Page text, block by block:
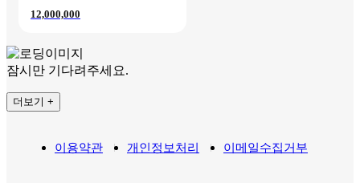
12,000,000
잠시만 기다려주세요.
더보기 +
이용약관 개인정보처리 이메일수집거부